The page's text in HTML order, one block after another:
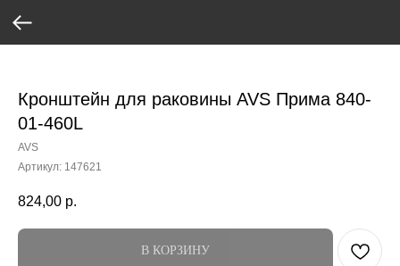
Кронштейн для раковины AVS Прима 840-
01-460L
AVS
Артикул: 147621
824,00 р.
В КОРЗИНУ